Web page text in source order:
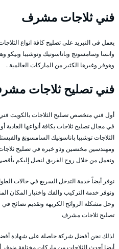
فني ثلاجات مشرف
يعمل في التبريد على تصليح كافة انواع
وانسا وسامسونج وباناسونيك وتوشيبا وبيكو
وهوفر وغيرها الكثير من الماركات العالمية .
فني تصليح ثلاجات
أول فني متخصص تصليح الثلاجات بالكويت
في مجال تصليح ثلاجات بكافة أنواعها العادية
الثلاجات توشيبا باناسونيك السامسونغ
ومهندسين مختصين وذو خبرة في تصليح ثلاجات
ونعمل من خلال روح الفريق لنصل إليكم
نوفر أيضاً خدمة التدخل السريع في حالات
ونوفر خدمة التركيب والفك واختيار المكان
وحل مشكلة الروائح الكريهة وتقديم نصائح في
تصليح ثلاجات مشرف
لذلك نحن أفضل شركة حاصلة على شهادة
أيضا أحدث الثلاجات من ماركات مختلفة ونوفر